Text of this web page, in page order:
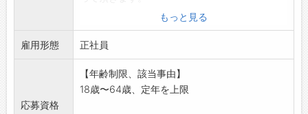
・夕方～夜にかけて出勤し、自分が担当する運
行ルートの荷物を
積み込み出発します。その後2～3か所の拠点
営業所に立ち寄り
都度荷物の取り卸しや積み込みを行います。
最終的に到着した営業所で業務終了となりま
もっと見る
雇用形態 正社員
応募資格
【年齢制限、該当事由】
18歳〜64歳、定年を上限